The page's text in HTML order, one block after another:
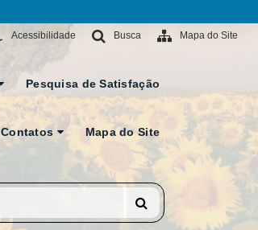
Mapa do Site
Busca
Acessibilidade
Pesquisa de Satisfação
Contatos Mapa do Site